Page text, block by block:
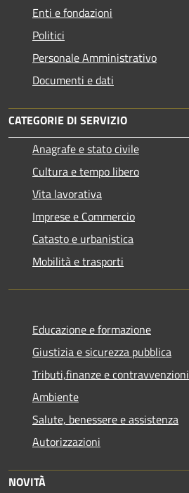
Enti e fondazioni
Politici
Personale Amministrativo
Documenti e dati
CATEGORIE DI SERVIZIO
Anagrafe e stato civile
Cultura e tempo libero
Vita lavorativa
Imprese e Commercio
Catasto e urbanistica
Mobilità e trasporti
Educazione e formazione
Giustizia e sicurezza pubblica
Tributi,finanze e contravvenzioni
Ambiente
Salute, benessere e assistenza
Autorizzazioni
NOVITÀ